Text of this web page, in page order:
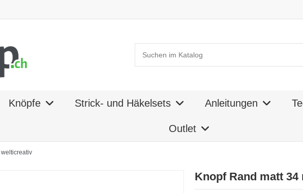
Knöpfe Strick- und Häkelsets Anleitungen
Outlet
welticreativ
Knopf Rand matt